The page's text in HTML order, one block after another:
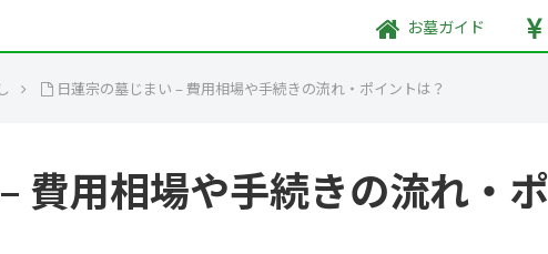
お墓ガイド
日蓮宗の墓じまい – 費用相場や手続きの流れ・ポイントは？
費用相場や手続きの流れ・ポ